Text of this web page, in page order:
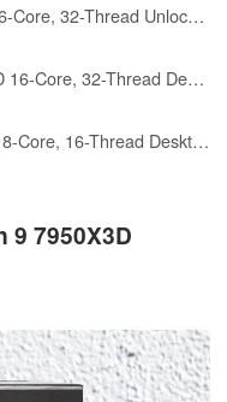
AMD Ryzen™ 9 9950X 16-Core, 32-Thread Unlocked Desktop Processor
AMD Ryzen™ 9 7950X3D 16-Core, 32-Thread Desktop Processor (Renewed)
AMD RYZEN 7 9800X3D 8-Core, 16-Thread Desktop Processor
9 7950X3D